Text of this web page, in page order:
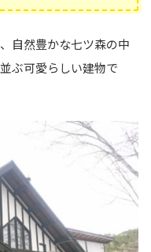
自然豊かな七ツ森の中
ぶ可愛らしい建物で